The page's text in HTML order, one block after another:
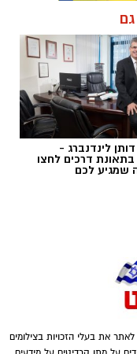
אשקלון
גם
דותן לינדנברג -
דרכים לחצו
שמגיע לכם
מחוללי
נעצרו,
כמיועד